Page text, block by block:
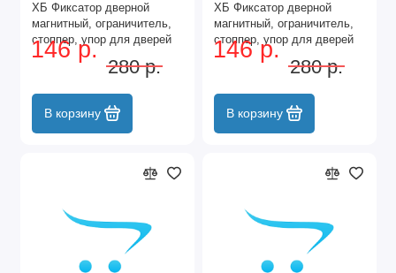
ХБ Фиксатор дверной
магнитный, ограничитель,
стоппер, упор для дверей
"Кальян" Цвет: AC - Медь
146 р.
280 р.
В корзину
ХБ Фиксатор дверной
магнитный, ограничитель,
стоппер, упор для дверей
"Кальян" Цвет: BN -
146 р.
280 р.
В корзину